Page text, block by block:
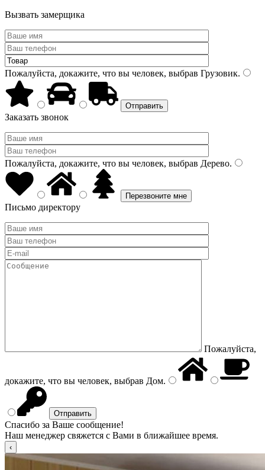
Вызвать замерщика
Пожалуйста, докажите, что вы человек, выбрав Грузовик.
Заказать звонок
Пожалуйста, докажите, что вы человек, выбрав Дерево.
Письмо директору
Пожалуйста,
докажите, что вы человек, выбрав Дом.
Спасибо за Ваше сообщение!
Наш менеджер свяжется с Вами в ближайшее время.